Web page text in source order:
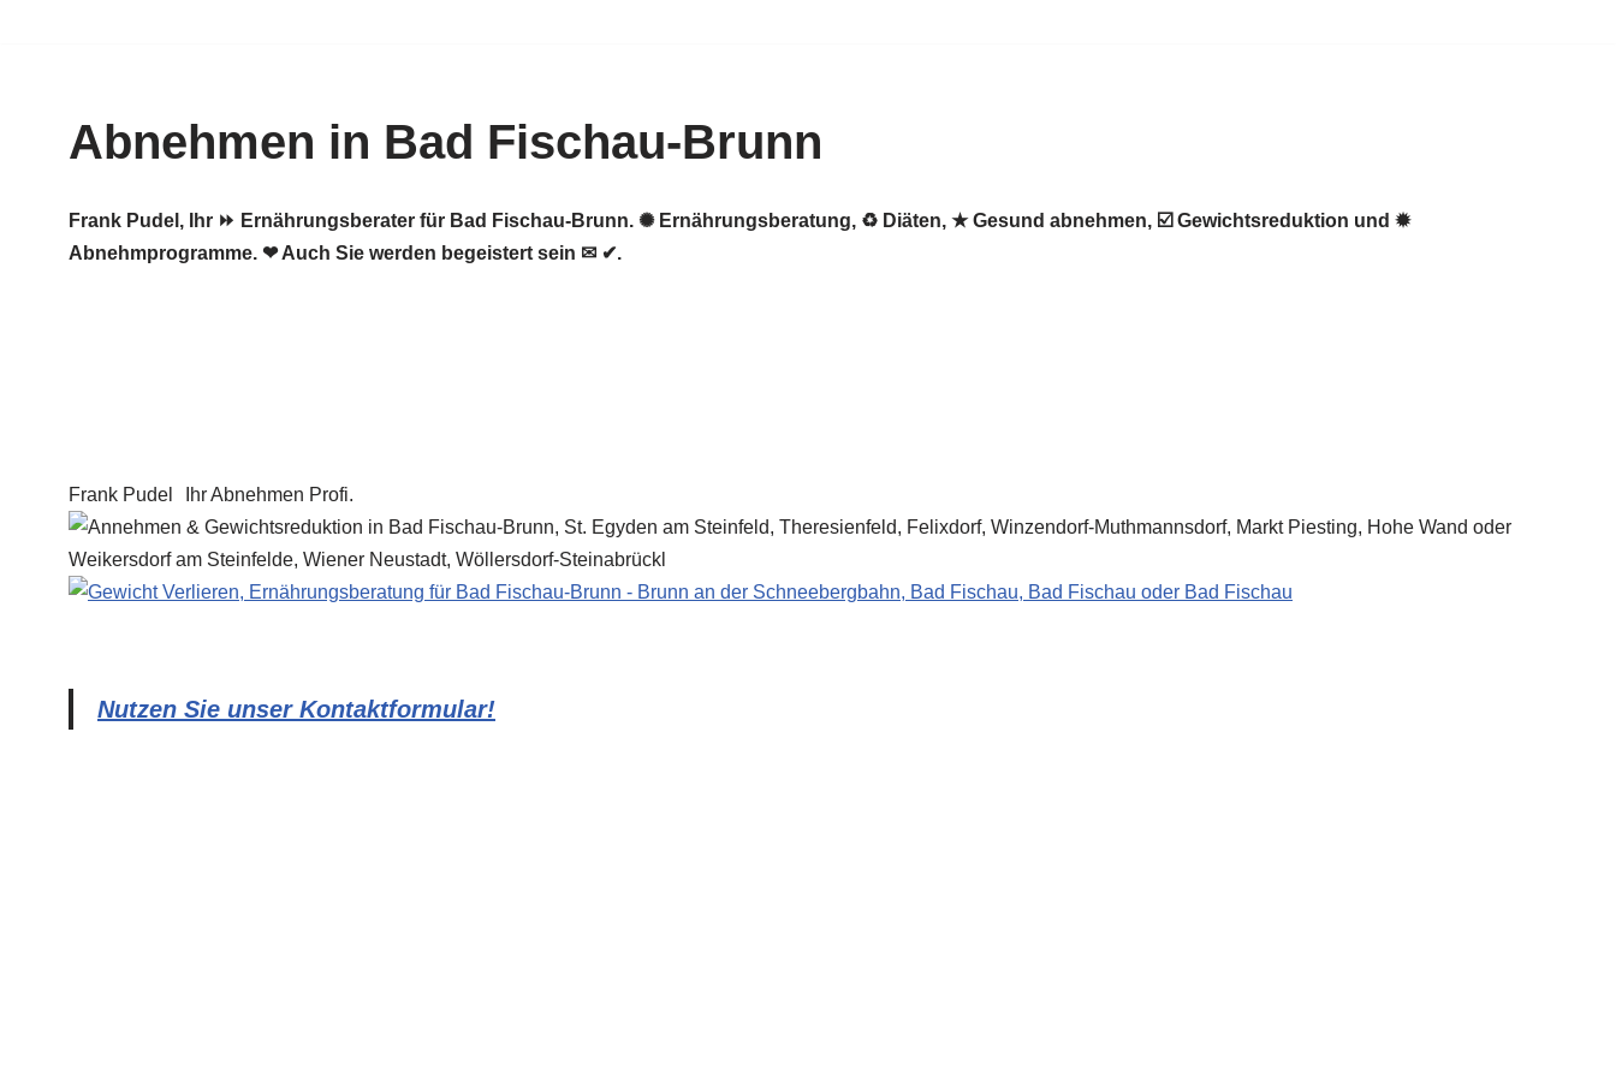
springenAbnehmen in Bad Fischau-Brunn
Frank Pudel, Ihr ⏩ Ernährungsberater für Bad Fischau-Brunn. ✺ Ernährungsberatung, ♻ Diäten, ★ Gesund abnehmen, ☑️ Gewichtsreduktion und ✹
Abnehmprogramme. ❤ Auch Sie werden begeistert sein ✉ ✔.
Frank Pudel Ihr Abnehmen Profi.
Nutzen Sie unser Kontaktformular!